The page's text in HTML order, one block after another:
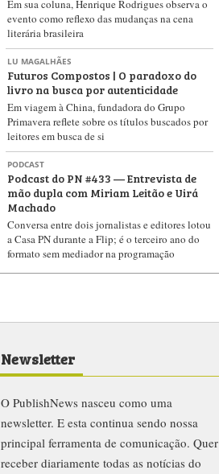
Em sua coluna, Henrique Rodrigues observa o
evento como reflexo das mudanças na cena
literária brasileira
LU MAGALHÃES
Futuros Compostos | O paradoxo do
livro na busca por autenticidade
Em viagem à China, fundadora do Grupo
Primavera reflete sobre os títulos buscados por
leitores em busca de si
PODCAST
Podcast do PN #433 — Entrevista de
mão dupla com Miriam Leitão e Uirá
Machado
Conversa entre dois jornalistas e editores lotou
a Casa PN durante a Flip; é o terceiro ano do
formato sem mediador na programação
Newsletter
O PublishNews nasceu como uma
newsletter. E esta continua sendo nossa
principal ferramenta de comunicação. Quer
receber diariamente todas as notícias do